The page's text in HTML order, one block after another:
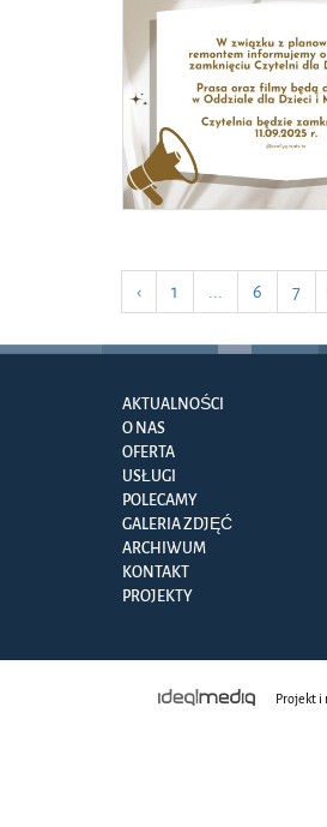
‹ 1 6 7
AKTUALNOŚCI
O NAS
OFERTA
USŁUGI
POLECAMY
GALERIA ZDJĘĆ
ARCHIWUM
KONTAKT
PROJEKTY
Projekt i